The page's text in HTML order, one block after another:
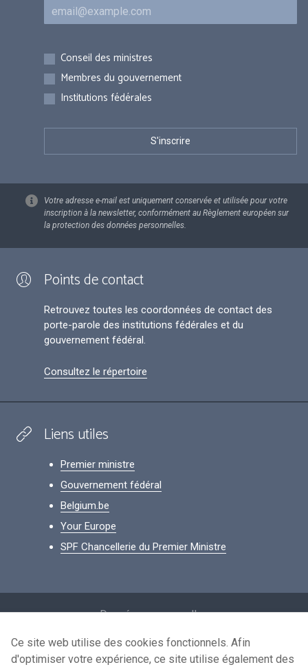
Courriel
Inscriptions
Conseil des ministres
Membres du gouvernement
Institutions fédérales
Votre adresse e-mail est uniquement conservée et utilisée pour votre
inscription à la newsletter, conformément au Règlement européen sur
la protection des données personnelles.
Points de contact
Retrouvez toutes les coordonnées de contact des
porte-parole des institutions fédérales et du
gouvernement fédéral.
Consultez le répertoire
Liens utiles
Premier ministre
Gouvernement fédéral
Belgium.be
Your Europe
SPF Chancellerie du Premier Ministre
Données personnelles
Conditions de réutilisation
Contactez-nous
Ce site web utilise des cookies fonctionnels. Afin
d'optimiser votre expérience, ce site utilise également des